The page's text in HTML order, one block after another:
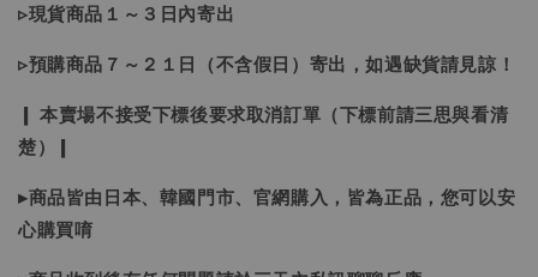
▹現貨商品１～３日內寄出
▹預購商品７～２１日（不含假日）寄出，如遇缺貨請見諒！
❙ 本賣場不接受下標後要求取消訂單（下標前請三思與看清
楚）❙
▸商品皆由日本、韓國門市、官網購入，皆為正品，您可以安
心購買唷